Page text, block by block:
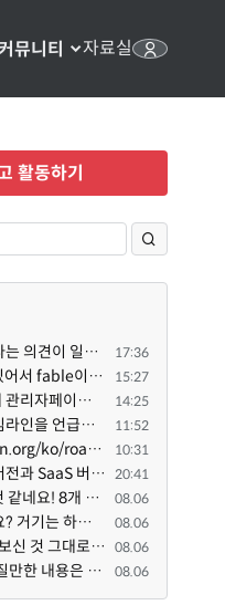
뮤니티 자료실
활동하기
관리자 사용이 불편하다는 의견이 일부 있어서 반영했습니다 ㅎㅎ 8.4이상도 지원될 수 있도록 10.5.2 혹은 ... 17:36
faq 형태에서 오류가 있어서 fable이 수정해 주었습니다. 참고하세요. 증상 FAQ형 목록에서 항목을 펼치면 ... 15:27
최근에 업데이트했는데 관리자페이지가 많이 달라졌네요 여기서 모듈 설치하려고 하니 php 8.4.14버전이라 8... 14:25
예전에도 구체적인 타임라인을 언급했다가 지키지 못한 것에 죄송한 마음이 있다 보니 (코어 개발/운영 자체... 11:52
https://joinmastodon.org/ko/roadmap 로드맵 이야기가 나온김에 적자면 공홈에 대략적인 로드맵이 공개되어... 10:31
워드프레스도 설치형 버전과 SaaS 버전(워드프레스닷컴)은 다른 점이 많습니다. SaaS로 제공한다면 GPL 라이... 20:41
MANIA + 말씀하시는것 같네요! 8개 정도의 커뮤니티가 저 MANIA+ 기반으로 구축된거로 알고 있습니다. SaaS ... 08.06
그러고 보면 위폴인가요? 거기는 하단바를 보니까 커뮤니티 빌딩 SaaS 솔루션을 사용하고 있는거 같더라고요... 08.06
네 조언 감사드립니다. 보신 것 그대로 틀린 말씀은 아닙니다. 다만, 배포한 것에 대해 흥미가 떨어져서 뒷... 08.06
네 그런 부분으로 이어질만한 내용은 삭제 하였습니다. 불편을 드려 죄송합니다. 저희는 비즈니스 완성할 수... 08.06